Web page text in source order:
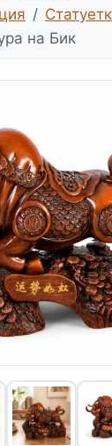
на Бик